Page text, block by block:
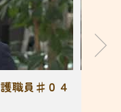
護職員♯０４